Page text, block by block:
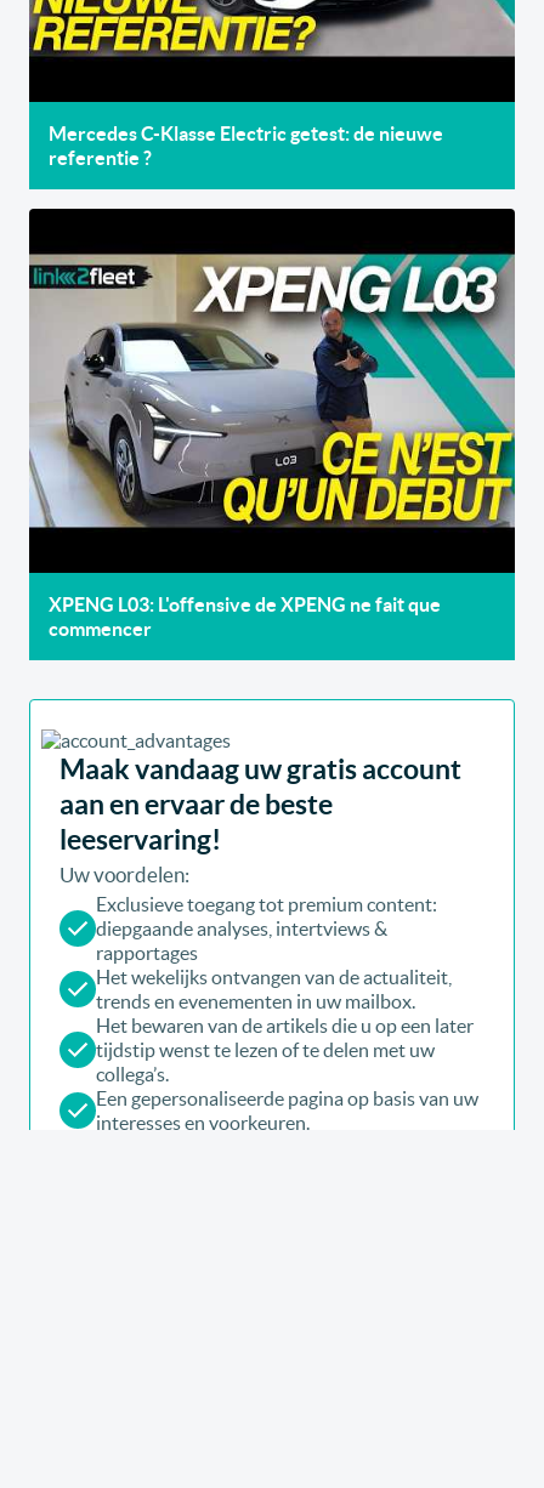
Mercedes C-Klasse Electric getest: de nieuwe
referentie ?
XPENG L03: L'offensive de XPENG ne fait que
commencer
Maak vandaag uw gratis account
aan en ervaar de beste
leeservaring!
Uw voordelen:
Exclusieve toegang tot premium content:
diepgaande analyses, intertviews &
rapportages
Het wekelijks ontvangen van de actualiteit,
trends en evenementen in uw mailbox.
Het bewaren van de artikels die u op een later
tijdstip wenst te lezen of te delen met uw
collega’s.
Een gepersonaliseerde pagina op basis van uw
interesses en voorkeuren.